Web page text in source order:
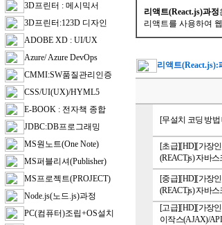
3D프린터 : 메시믹서
3D프린터:123D 디자인
ADOBE XD : UI/UX
Azure/ Azure DevOps
CMMI:SW품질관리인증
CSS/UI(UX)/HYML5
E-BOOK : 전자책 종합
JDBC:DB프로그래밍
MS원노트(One Note)
MS퍼블리셔(Publisher)
MS프로젝트(PROJECT)
Node.js(노드.js)과정
PC(컴퓨터)조립+OS설치
리액트(React.js)과정
리액트를 사용하여
리액트
[무설치 코딩 방법
[초급][HD][가장
(REACT.js) 자바
[중급][HD][가장
(REACT.js) 자바
[고급][HD][가장인
이작스(AJAX)/